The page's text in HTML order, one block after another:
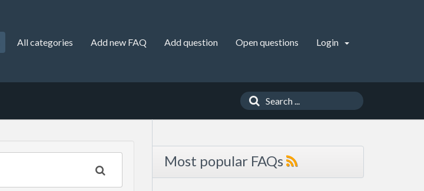
All categories Add new FAQ Add question Open questions Login
Most popular FAQs